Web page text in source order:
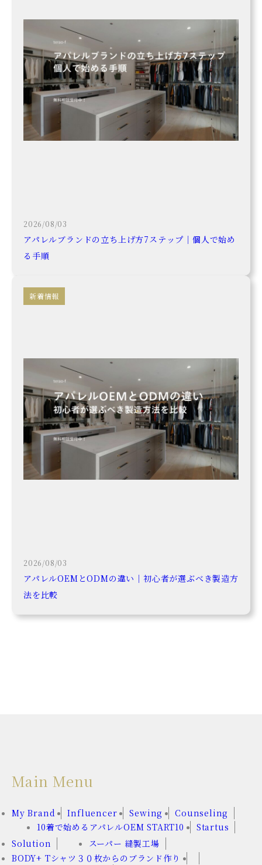
2026/08/03
アパレルブランドの立ち上げ方7ステップ｜個人で始め
る手順
新着情報
2026/08/03
アパレルOEMとODMの違い｜初心者が選ぶべき製造方
法を比較
Main Menu
My Brand Influencer Sewing
Counseling
10着で始めるアパレルOEM START10
Startus
Solution
スーパー 縫製工場
BODY+ Tシャツ３０枚からのブランド作り